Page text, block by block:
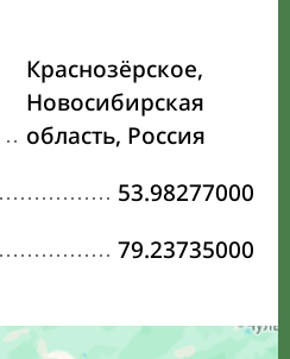
Краснозёрское,
Новосибирская
область, Россия
53.98277000
79.23735000